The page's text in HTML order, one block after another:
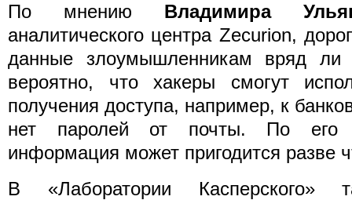
По мнению Владимира
аналитического центра Zecurion,
данные злоумышленникам вряд ли
вероятно, что хакеры смогут
получения доступа, например, к
нет паролей от почты. По его
информация может пригодится разве
В «Лаборатории Касперского»